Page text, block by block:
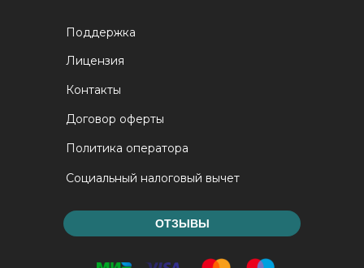
Договор оферты
Политика оператора
Социальный налоговый вычет
Контакты
Поддержка
Лицензия
ОТЗЫВЫ